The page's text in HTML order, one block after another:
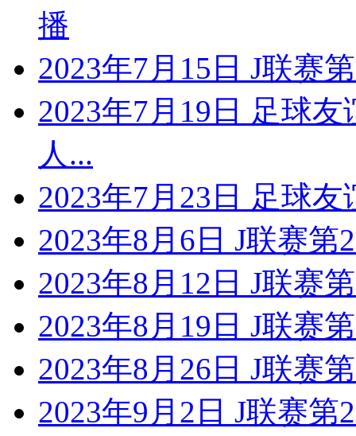
播
2023年7月15日 J联赛
2023年7月19日 足球
人...
2023年7月23日 足球
2023年8月6日 J联赛
2023年8月12日 J联赛
2023年8月19日 J联赛
2023年8月26日 J联赛
2023年9月2日 J联赛